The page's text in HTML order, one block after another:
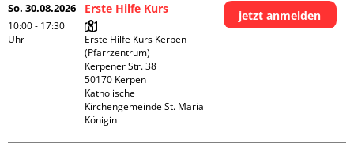
So. 30.08.2026
10:00 - 17:30
Uhr
Erste Hilfe Kurs
Erste Hilfe Kurs Kerpen
(Pfarrzentrum)
Kerpener Str. 38
50170 Kerpen
Katholische
Kirchengemeinde St. Maria
Königin
jetzt anmelden